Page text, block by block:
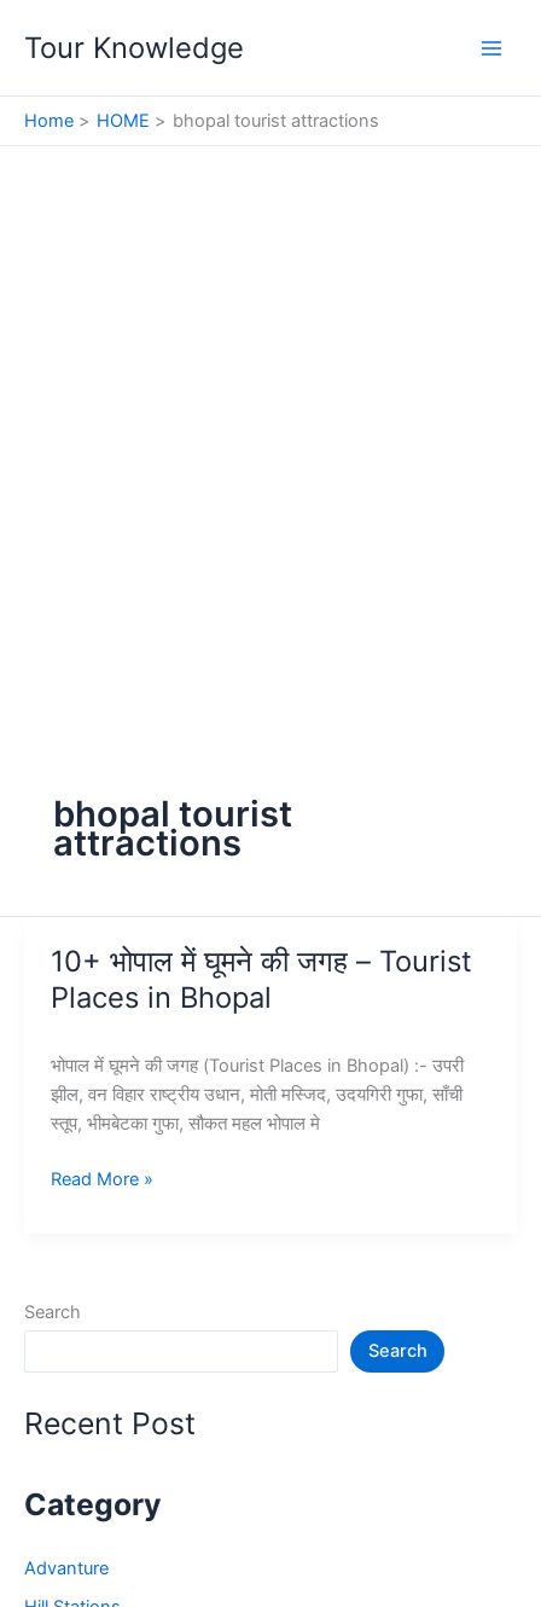
Tour Knowledge
Home HOME bhopal tourist attractions
bhopal tourist
attractions
10+ भोपाल में घूमने की जगह – Tourist
Places in Bhopal
भोपाल में घूमने की जगह (Tourist Places in Bhopal) :- उपरी
झील, वन विहार राष्ट्रीय उधान, मोती मस्जिद, उदयगिरी गुफा, साँची
स्तूप, भीमबेटका गुफा, सौकत महल भोपाल मे
10+
जगह
in
Read More »
Search
Search
Recent Post
Category
Advanture